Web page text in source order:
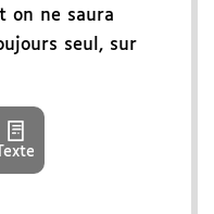
on ne saura
seul, sur
Texte